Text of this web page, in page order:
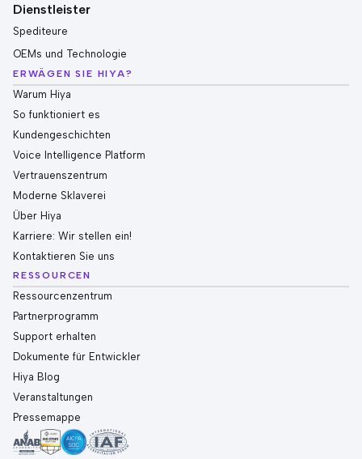
Dienstleister
Spediteure
OEMs und Technologie
ERWÄGEN SIE HIYA?
Warum Hiya
So funktioniert es
Kundengeschichten
Voice Intelligence Platform
Vertrauenszentrum
Moderne Sklaverei
Über Hiya
Karriere: Wir stellen ein!
Kontaktieren Sie uns
RESSOURCEN
Ressourcenzentrum
Partnerprogramm
Support erhalten
Dokumente für Entwickler
Hiya Blog
Veranstaltungen
Pressemappe